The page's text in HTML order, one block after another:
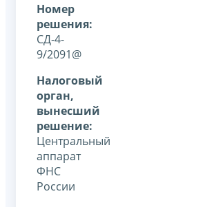
Номер
решения:
СД-4-
9/2091@
Налоговый
орган,
вынесший
решение:
Центральный
аппарат
ФНС
России